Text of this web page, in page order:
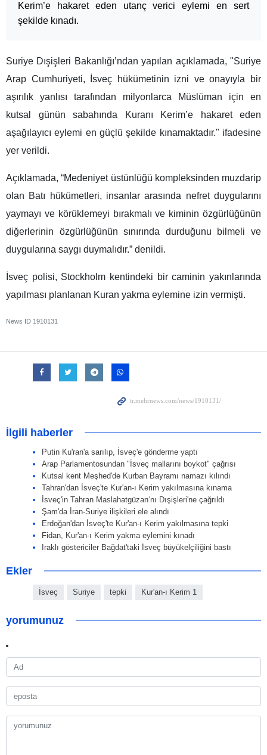
Kerim’e hakaret eden utanç verici eylemi en sert
şekilde kınadı.
Suriye Dışişleri Bakanlığı’ndan yapılan açıklamada, "Suriye
Arap Cumhuriyeti, İsveç hükümetinin izni ve onayıyla bir
aşırılık yanlısı tarafından milyonlarca Müslüman için en
kutsal günün sabahında Kuranı Kerim’e hakaret eden
aşağılayıcı eylemi en güçlü şekilde kınamaktadır." ifadesine
yer verildi.
Açıklamada, “Medeniyet üstünlüğü kompleksinden muzdarip
olan Batı hükümetleri, insanlar arasında nefret duygularını
yaymayı ve körüklemeyi bırakmalı ve kiminin özgürlüğünün
diğerlerinin özgürlüğünün sınırında durduğunu bilmeli ve
duygularına saygı duymalıdır.” denildi.
İsveç polisi, Stockholm kentindeki bir caminin yakınlarında
yapılması planlanan Kuran yakma eylemine izin vermişti.
News ID 1910131
İlgili haberler
Putin Ku'ran'a sarılıp, İsveç'e gönderme yaptı
Arap Parlamentosundan "İsveç mallarını boykot" çağrısı
Kutsal kent Meşhed'de Kurban Bayramı namazı kılındı
Tahran'dan İsveç'te Kur'an-ı Kerim yakılmasına kınama
İsveç'in Tahran Maslahatgüzarı'nı Dışişleri'ne çağrıldı
Şam'da İran-Suriye ilişkileri ele alındı
Erdoğan'dan İsveç'te Kur'an-ı Kerim yakılmasına tepki
Fidan, Kur'an-ı Kerim yakma eylemini kınadı
Iraklı göstericiler Bağdat'taki İsveç büyükelçiliğini bastı
Ekler
İsveç Suriye tepki Kur'an-ı Kerim 1
yorumunuz